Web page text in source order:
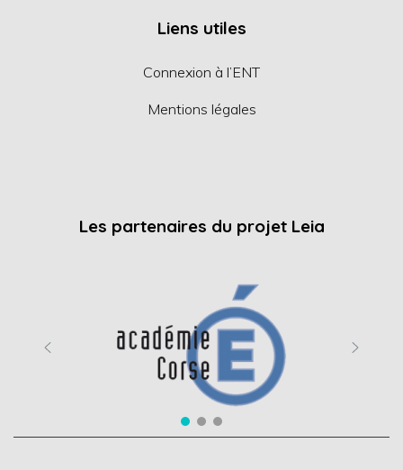
Liens utiles
Connexion à l’ENT
Mentions légales
Les partenaires du projet Leia